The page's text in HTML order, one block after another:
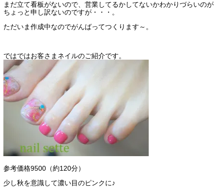
まだ立て看板がないので、営業してるかしてないかわかりづらいのが
ちょっと申し訳ないのですが・・・。
ただいま作成中なのでがんばってつくります～。
ではではお客さまネイルのご紹介です。
参考価格9500（約120分）
少し秋を意識して濃い目のピンクに♪